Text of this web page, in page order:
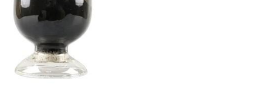
العربية
Polska
Sverige